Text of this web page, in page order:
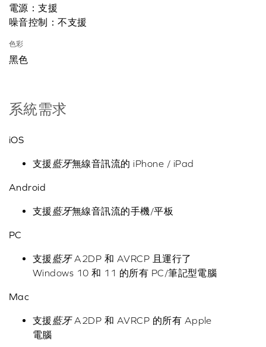
電源：支援
噪音控制：不支援
色彩
黑色
系統需求
iOS
支援 藍牙無線音訊流的 iPhone / iPad
Android
支援 藍牙無線音訊流的手機/平板
PC
支援 藍牙A2DP 和 AVRCP 且運行了
Windows 10 和 11 的所有 PC/筆記型電腦
Mac
支援 藍牙A2DP 和 AVRCP 的所有 Apple
電腦